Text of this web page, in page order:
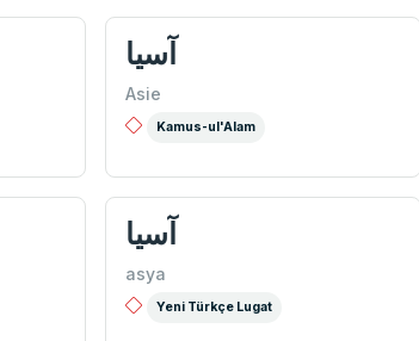
آسيا
Asie
Kamus-ul'Alam
آسيا
asya
Yeni Türkçe Lugat